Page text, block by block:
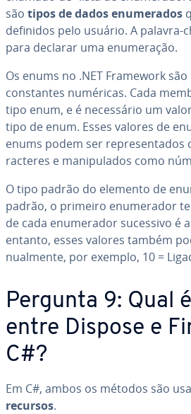
são tipos de dados enu­me­ra­dos
definidos pelo usuário. A palavra-
para declarar uma enu­me­ra­ção.
Os enums no .NET Framework
cons­tan­tes numéricas. Cada
tipo enum, e é ne­ces­sá­rio um
tipo de enum. Esses valores de
enums podem ser re­pre­sen­ta­dos
rac­te­res e ma­ni­pu­la­dos como
O tipo padrão do elemento de
padrão, o primeiro enu­me­ra­dor
de cada enu­me­ra­dor sucessivo é
entanto, esses valores também
nu­al­mente, por exemplo, 10 =
Pergunta 9: Qual
entre Dispose e
C#?
Em C#, ambos os métodos são
recursos.